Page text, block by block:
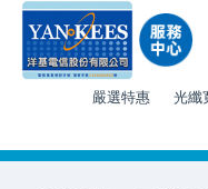
嚴選特惠 光纖